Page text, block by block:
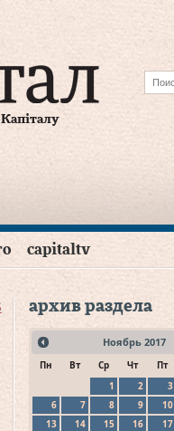
capitaltv
архив раздела
Ноябрь 2017
Пн Вт Ср Чт Пт
1
2 3
6
7 8 9 10
13
14 15 16 17